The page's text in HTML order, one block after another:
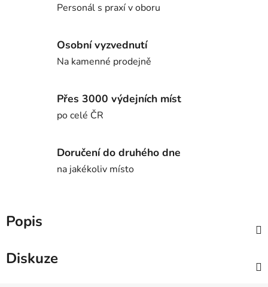
Personál s praxí v oboru
Osobní vyzvednutí
Na kamenné prodejně
Přes 3000 výdejních míst
po celé ČR
Doručení do druhého dne
na jakékoliv místo
Popis
Diskuze